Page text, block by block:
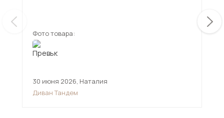
Фото товара:
30 июня 2026, Наталия
Диван Тандем